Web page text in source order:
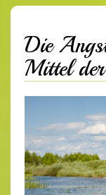
Die
Mittel